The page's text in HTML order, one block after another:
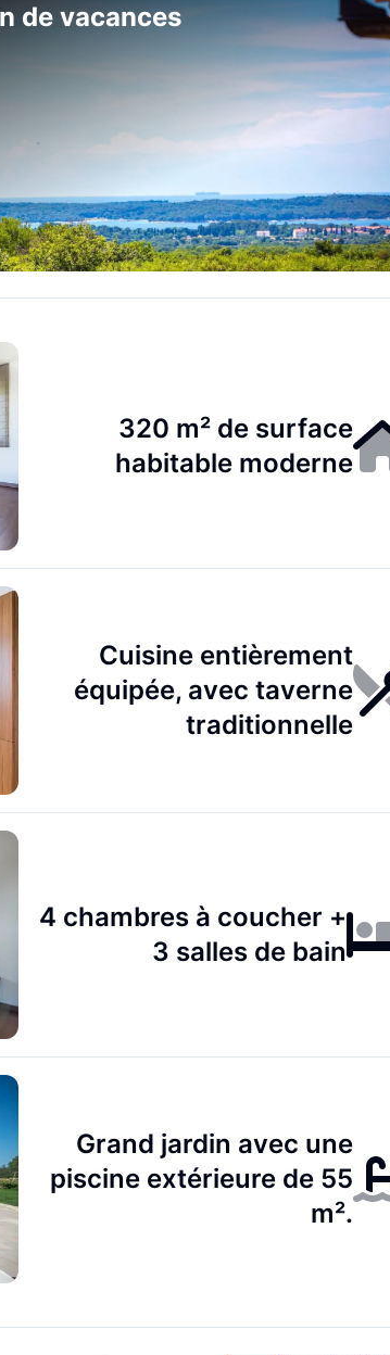
de vacances
320 m² de surface
habitable moderne
Cuisine entièrement
équipée, avec taverne
traditionnelle
4 chambres à coucher +
3 salles de bain
Grand jardin avec une
piscine extérieure de 55
m².